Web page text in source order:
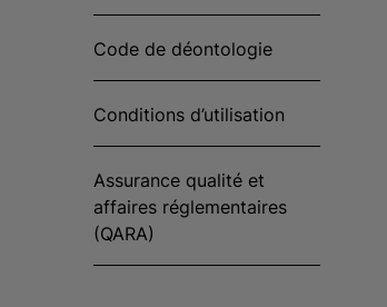
Code de déontologie
Conditions d’utilisation
Assurance qualité et
affaires réglementaires
(QARA)